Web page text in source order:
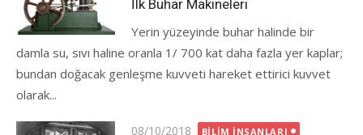
İlk Buhar Makineleri
Yerin yüzeyinde buhar halinde bir
damla su, sıvı haline oranla 1/ 700 kat daha fazla yer kaplar;
bundan doğacak genleşme kuvveti hareket ettirici kuvvet
olarak...
Posted
08/10/2018 BILIM İNSANLARI